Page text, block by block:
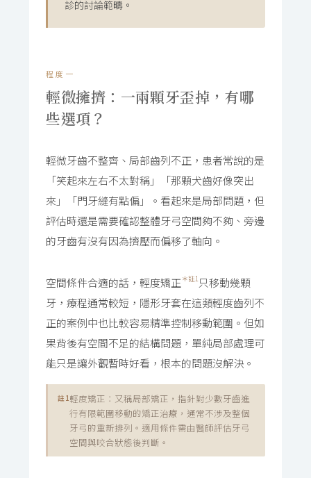
診的討論範疇。
程度一
輕微擁擠：一兩顆牙歪掉，有哪
些選項？
輕微牙齒不整齊、局部齒列不正，患者常說的是
「笑起來左右不太對稱」「那顆犬齒好像突出
來」「門牙縫有點偏」。看起來是局部問題，但
評估時還是需要確認整體牙弓空間夠不夠、旁邊
的牙齒有沒有因為擠壓而偏移了軸向。
空間條件合適的話，輕度矯正 ＊註1只移動幾顆
牙，療程通常較短，隱形牙套在這類輕度齒列不
正的案例中也比較容易精準控制移動範圍。但如
果背後有空間不足的結構問題，單純局部處理可
能只是讓外觀暫時好看，根本的問題沒解決。
註1輕度矯正：又稱局部矯正，指針對少數牙齒進
行有限範圍移動的矯正治療，通常不涉及整個
牙弓的重新排列。適用條件需由醫師評估牙弓
空間與咬合狀態後判斷。